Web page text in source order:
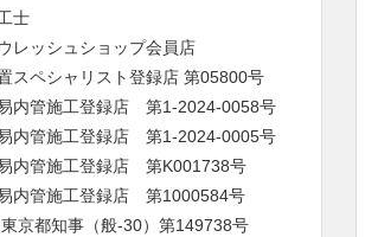
士
レッシュショップ会員店
スペシャリスト登録店 第05800号
内管施工登録店 第1-2024-0058号
内管施工登録店 第1-2024-0005号
内管施工登録店 第K001738号
内管施工登録店 第1000584号
京都知事（般-30）第149738号